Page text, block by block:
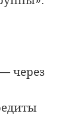
через